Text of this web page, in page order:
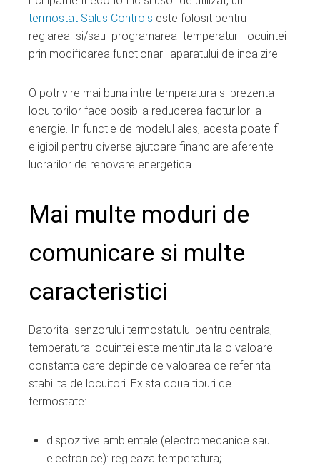
termostat Salus Controls este folosit pentru
reglarea si/sau programarea temperaturii locuintei
prin modificarea functionarii aparatului de incalzire.
O potrivire mai buna intre temperatura si prezenta
locuitorilor face posibila reducerea facturilor la
energie. In functie de modelul ales, acesta poate fi
eligibil pentru diverse ajutoare financiare aferente
lucrarilor de renovare energetica.
Mai multe moduri de
comunicare si multe
caracteristici
Datorita senzorului termostatului pentru centrala,
temperatura locuintei este mentinuta la o valoare
constanta care depinde de valoarea de referinta
stabilita de locuitori. Exista doua tipuri de
termostate:
dispozitive ambientale (electromecanice sau
electronice): regleaza temperatura;